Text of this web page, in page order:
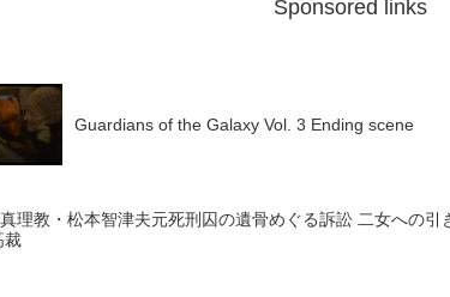
Sponsored links
Guardians of the Galaxy Vol. 3 Ending scene
松本智津夫元死刑囚の遺骨めぐる訴訟 二女への引き渡しを命じる 国側の
高裁